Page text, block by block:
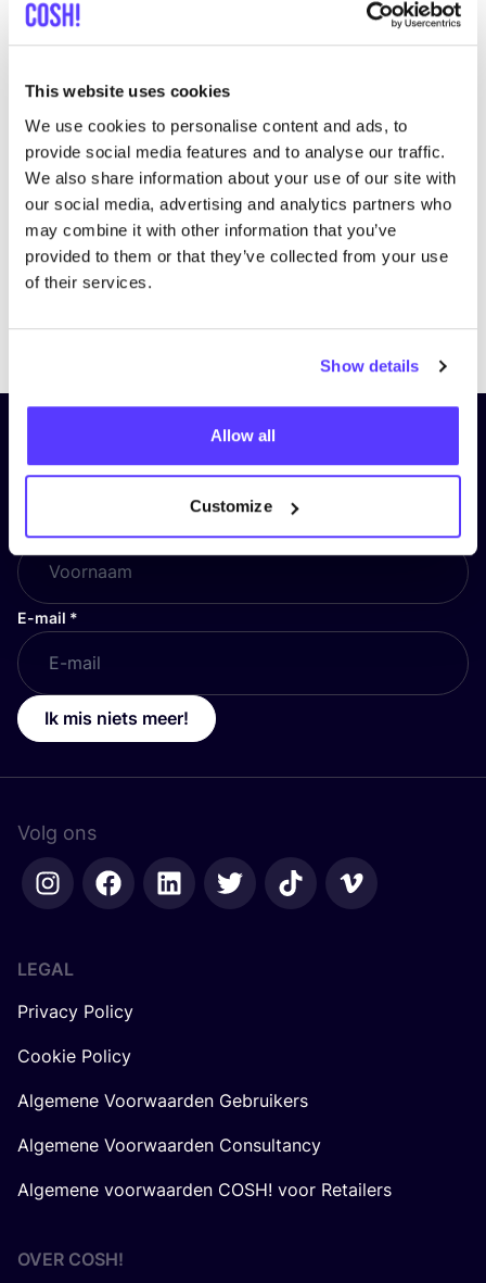
This website uses cookies
We use cookies to personalise content and ads, to
provide social media features and to analyse our traffic.
We also share information about your use of our site with
our social media, advertising and analytics partners who
may combine it with other information that you’ve
provided to them or that they’ve collected from your use
of their services.
Show details
Allow all
Customize
Bezoek website
Schrijf je in op onze nieuwsbrief
en blijf op de hoogte!
E-mail *
Ik mis niets meer!
Volg ons
LEGAL
Privacy Policy
Cookie Policy
Algemene Voorwaarden Gebruikers
Algemene Voorwaarden Consultancy
Algemene voorwaarden COSH! voor Retailers
OVER COSH!